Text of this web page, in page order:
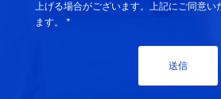
上げる場合がございます。上記にご同意い
ます。 *
送信